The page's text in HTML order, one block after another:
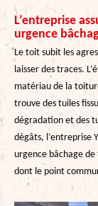
L’entreprise
urgence
Le toit subit les
laisser des traces.
matériau de la
trouve des tuiles
dégradation et des
dégâts, l’entreprise
urgence bâchage
dont le point